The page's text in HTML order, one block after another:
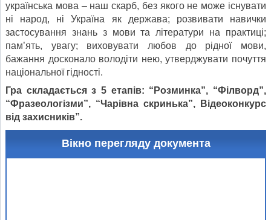
українська мова – наш скарб, без якого не може існувати
ні народ, ні Україна як держава; розвивати навички
застосування знань з мови та літератури на практиці;
пам’ять, увагу; виховувати любов до рідної мови,
бажання досконало володіти нею, утверджувати почуття
національної гідності.
Гра складається з ­­­­­­­­­5 етапів: “Розминка”, “Філворд”,
“Фразеологізми”, “Чарівна скринька”, Відеоконкурс
від захисників”.
Вікно перегляду документа